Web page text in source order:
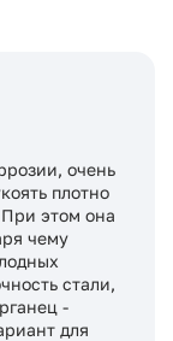
очень
плотно
этом она
чему
стали,
-
для